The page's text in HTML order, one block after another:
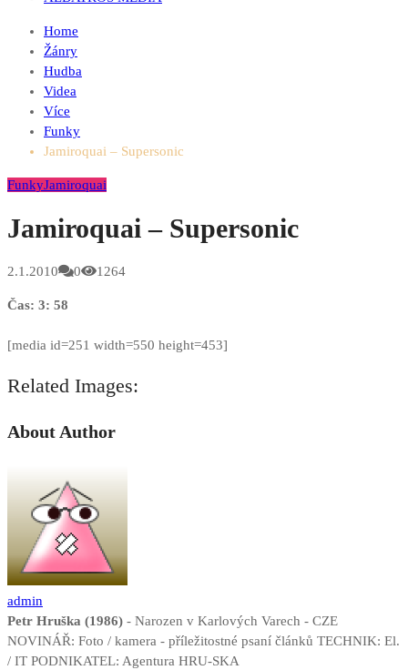
Home
Žánry
Hudba
Videa
Více
Funky
Jamiroquai – Supersonic
FunkyJamiroquai
Jamiroquai – Supersonic
2.1.2010 0 1264
Čas: 3: 58
[media id=251 width=550 height=453]
Related Images:
About Author
admin
Petr Hruška (1986) - Narozen v Karlových Varech - CZE
NOVINÁŘ: Foto / kamera - příležitostné psaní článků TECHNIK: El.
/ IT PODNIKATEL: Agentura HRU-SKA